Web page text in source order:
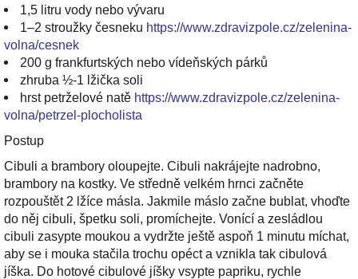
1,5 litru vody nebo vývaru
1–2 stroužky česneku https://www.zdravizpole.cz/zelenina-
volna/cesnek
200 g frankfurtských nebo vídeňských párků
zhruba ½-1 lžička soli
hrst petrželové natě https://www.zdravizpole.cz/zelenina-
volna/petrzel-plocholista
Postup
Cibuli a brambory oloupejte. Cibuli nakrájejte nadrobno,
brambory na kostky. Ve středně velkém hrnci začněte
rozpouštět 2 lžíce másla. Jakmile máslo začne bublat, vhoďte
do něj cibuli, špetku soli, promíchejte. Vonící a zesládlou
cibuli zasypte moukou a vydržte ještě aspoň 1 minutu míchat,
aby se i mouka stačila trochu opéct a vznikla tak cibulová
jíška. Do hotové cibulové jíšky vsypte papriku, rychle